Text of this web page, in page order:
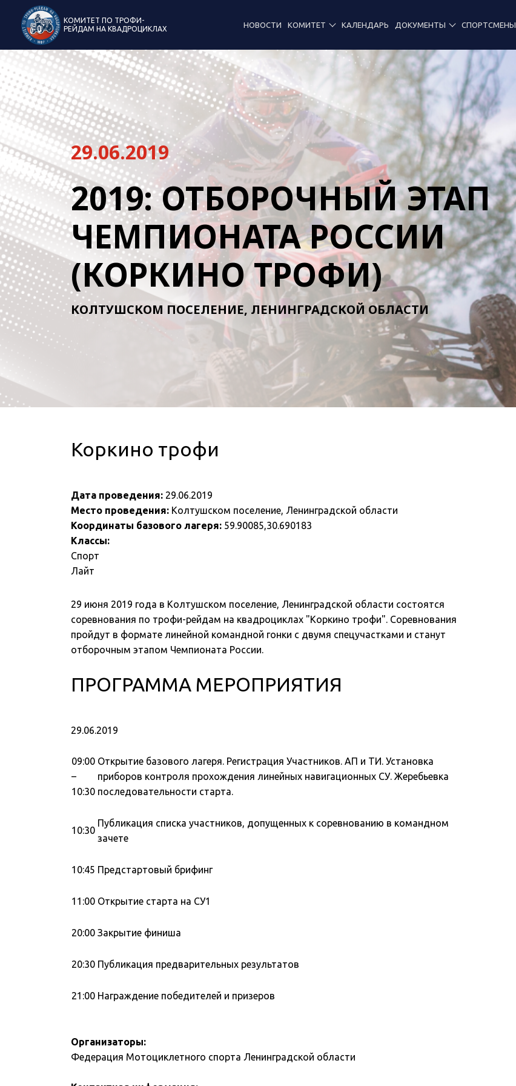
КОМИТЕТ ПО ТРОФИ-
РЕЙДАМ НА КВАДРОЦИКЛАХ
НОВОСТИ КОМИТЕТ КАЛЕНДАРЬ ДОКУМЕНТЫ СПОРТСМЕНЫ
29.06.2019
2019: ОТБОРОЧНЫЙ ЭТАП
ЧЕМПИОНАТА РОССИИ
(КОРКИНО ТРОФИ)
КОЛТУШСКОМ ПОСЕЛЕНИЕ, ЛЕНИНГРАДСКОЙ ОБЛАСТИ
Коркино трофи
Дата проведения: 29.06.2019
Место проведения: Колтушском поселение, Ленинградской области
Координаты базового лагеря: 59.90085,30.690183
Классы:
Спорт
Лайт
29 июня 2019 года в Колтушском поселение, Ленинградской области состоятся
соревнования по трофи-рейдам на квадроциклах "Коркино трофи". Соревнования
пройдут в формате линейной командной гонки с двумя спецучастками и станут
отборочным этапом Чемпионата России.
ПРОГРАММА МЕРОПРИЯТИЯ
29.06.2019
09:00
–
10:30
Открытие базового лагеря. Регистрация Участников. АП и ТИ. Установка
приборов контроля прохождения линейных навигационных СУ. Жеребьевка
последовательности старта.
10:30
Публикация списка участников, допущенных к соревнованию в командном
зачете
10:45 Предстартовый брифинг
11:00 Открытие старта на СУ1
20:00 Закрытие финиша
20:30 Публикация предварительных результатов
21:00 Награждение победителей и призеров
Организаторы:
Федерация Мотоциклетного спорта Ленинградской области